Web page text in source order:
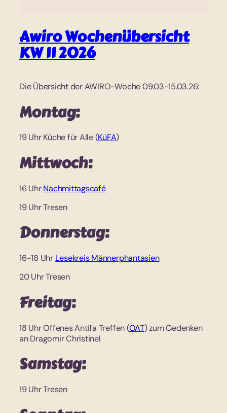
Awiro Wochenübersicht
KW 11 2026
Die Übersicht der AWIRO-Woche 09.03-15.03.26:
Montag:
19 Uhr Küche für Alle (KüFA)
Mittwoch:
16 UhrNachmittagscafé
19 Uhr Tresen
Donnerstag:
16-18 Uhr Lesekreis Männerphantasien
20 Uhr Tresen
Freitag:
18 Uhr Offenes Antifa Treffen (OAT) zum Gedenken
an Dragomir Christinel
Samstag:
19 Uhr Tresen